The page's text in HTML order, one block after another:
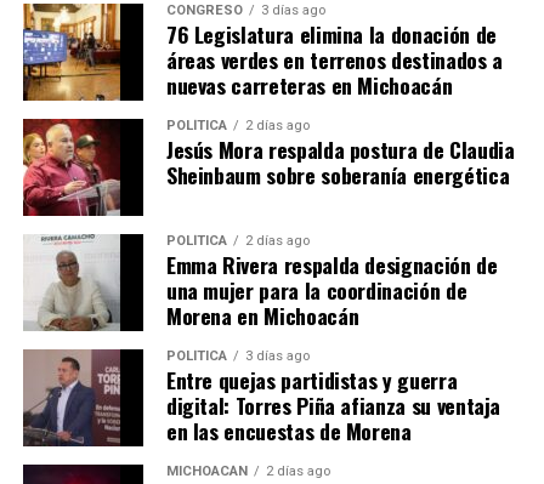
calzado
Obtiene FGE vinculación a
proceso contra presunto
responsable de ocasionar
el incendio de una bodega
de calzado Durante el
siniestro, una mujer fue
canalizada a un hospital
para recibir atención
médica La Piedad,
Michoacán, a 12 de junio de
2023.- La Fiscalía General
del Estado de Michoacán
(FGE) obtuvo de…
12 junio, 2023
En "Congreso"
Participación ciudadana,
indispensable en la
construcción de acciones
para la procuración de
justicia: Adrián López Solís
14 junio, 2023
En "Congreso"
Pide Reyes Galindo a la
Fiscalía de Michoacán
informar sobre investigación
del tema software en el
18 agosto, 2022
CONGRESO 3 días ago
76 Legislatura elimina la donación de
áreas verdes en terrenos destinados a
nuevas carreteras en Michoacán
POLÍTICA 2 días ago
Jesús Mora respalda postura de Claudia
Sheinbaum sobre soberanía energética
POLÍTICA 2 días ago
Emma Rivera respalda designación de
una mujer para la coordinación de
Morena en Michoacán
POLÍTICA 3 días ago
Entre quejas partidistas y guerra
digital: Torres Piña afianza su ventaja
en las encuestas de Morena
MICHOACÁN 2 días ago